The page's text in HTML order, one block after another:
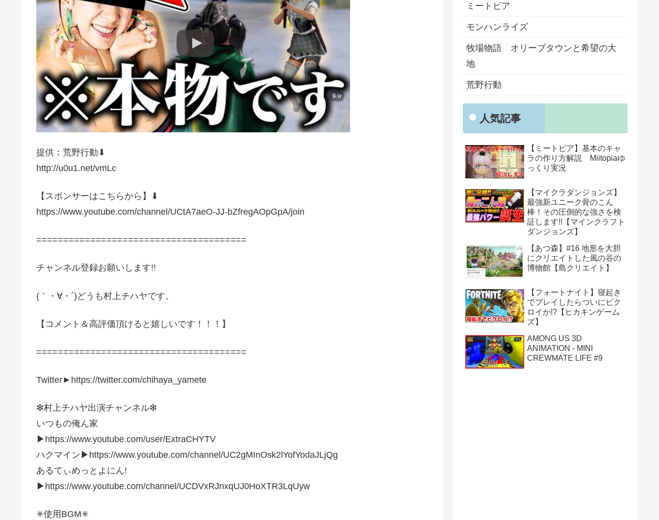
提供：荒野行動⬇︎
http://u0u1.net/vmLc
【スポンサーはこちらから】⬇︎
https://www.youtube.com/channel/UCtA7aeO-JJ-bZfregAOpGpA/join
=======================================
チャンネル登録お願いします!!
(｀・∀・´)どうも村上チハヤです。
【コメント＆高評価頂けると嬉しいです！！！】
=======================================
Twitter►https://twitter.com/chihaya_yamete
❇︎村上チハヤ出演チャンネル❇︎
いつもの俺ん家
▶︎https://www.youtube.com/user/ExtraCHYTV
ハクマイン▶︎https://www.youtube.com/channel/UC2gMInOsk2lYofYodaJLjQg
あるてぃめっとよにん!
▶︎https://www.youtube.com/channel/UCDVxRJnxqUJ0HoXTR3LqUyw
✳︎使用BGM✳︎
ミートピア
モンハンライズ
牧場物語 オリーブタウンと希望の大
地
荒野行動
人気記事
【ミートピア】基本のキャ
ラの作り方解説 Miitopiaゆ
っくり実況
【マイクラダンジョンズ】
最強新ユニーク骨のこん
棒！その圧倒的な強さを検
証します!!【マインクラフト
ダンジョンズ】
【あつ森】#16 地形を大胆
にクリエイトした風の谷の
博物館【島クリエイト】
【フォートナイト】寝起き
でプレイしたらついにビク
ロイか!?【ヒカキンゲーム
ズ】
AMONG US 3D
ANIMATION - MINI
CREWMATE LIFE #9